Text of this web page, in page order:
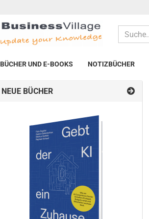
BÜCHER UND E-BOOKS NOTIZBÜCHER
NEUE BÜCHER